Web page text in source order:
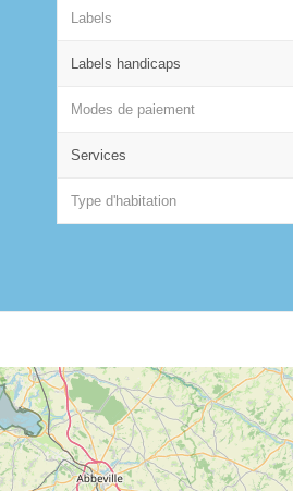
Labels
Labels handicaps
Modes de paiement
Services
Type d'habitation